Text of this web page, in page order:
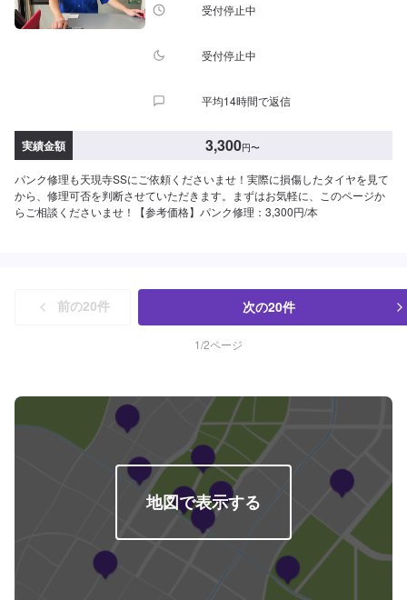
受付停止中
受付停止中
平均14時間で返信
実績金額 3,300円〜
パンク修理も天現寺SSにご依頼くださいませ！実際に損傷したタイヤを見て
から、修理可否を判断させていただきます。まずはお気軽に、このページか
らご相談くださいませ！【参考価格】パンク修理：3,300円/本
前の20件 次の20件
1/2ページ
地図で表示する